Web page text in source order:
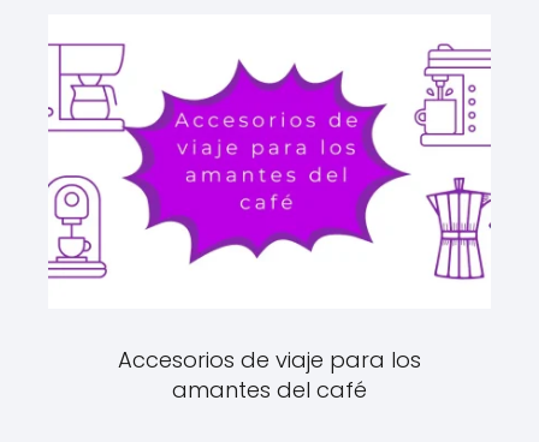
Accesorios de viaje para los
amantes del café